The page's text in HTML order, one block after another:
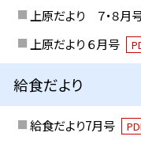
上原だより ７・８月
上原だより ６月号
給食だより
給食だより7月号